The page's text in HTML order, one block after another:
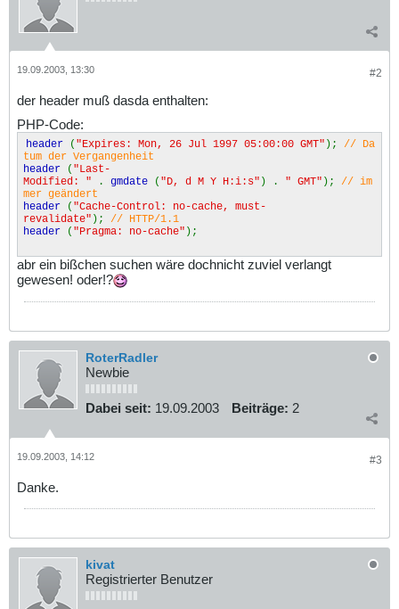
#2
19.09.2003, 13:30
der header muß dasda enthalten:
PHP-Code:
header ( "Expires: Mon, 26 Jul 1997 05:00:00 GMT" ); // Da
tum der Vergangenheit
header
( "Last-
Modified: "
. gmdate ( "D, d M Y H:i:s" ) . " GMT" ); // im
mer geändert
header
( "Cache-Control: no-cache, must-
revalidate" ); // HTTP/1.1
header
( "Pragma: no-cache" );
abr ein bißchen suchen wäre dochnicht zuviel verlangt
gewesen! oder!?
RoterRadler
Newbie
Dabei seit: 19.09.2003 Beiträge: 2
#3
19.09.2003, 14:12
Danke.
kivat
Registrierter Benutzer